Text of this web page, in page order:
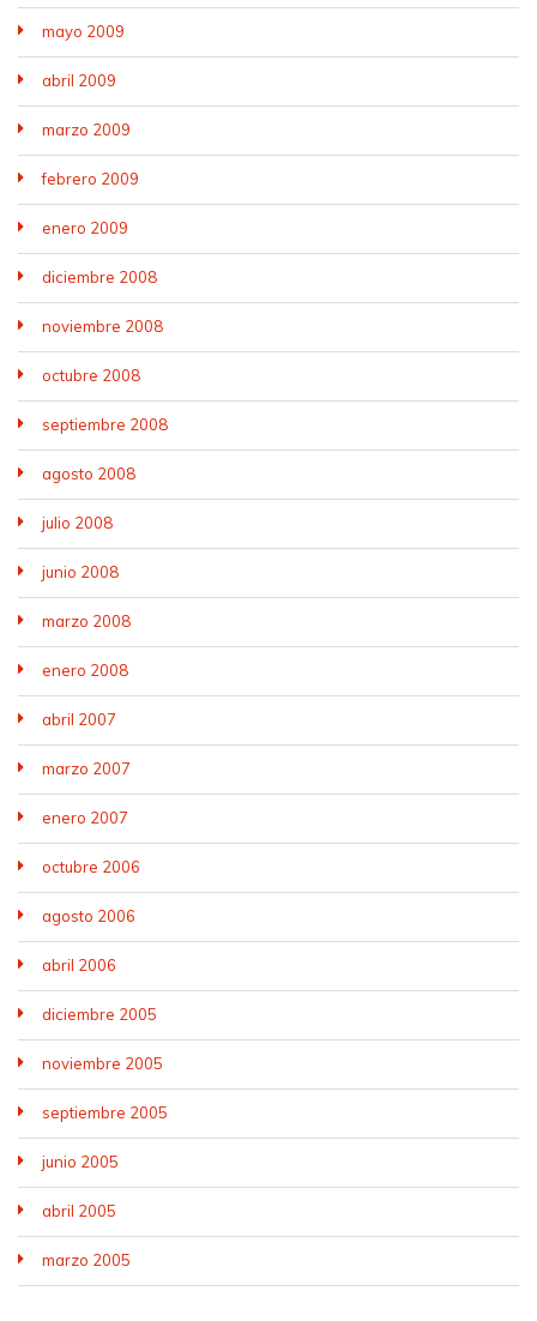
mayo 2009
abril 2009
marzo 2009
febrero 2009
enero 2009
diciembre 2008
noviembre 2008
octubre 2008
septiembre 2008
agosto 2008
julio 2008
junio 2008
marzo 2008
enero 2008
abril 2007
marzo 2007
enero 2007
octubre 2006
agosto 2006
abril 2006
diciembre 2005
noviembre 2005
septiembre 2005
junio 2005
abril 2005
marzo 2005